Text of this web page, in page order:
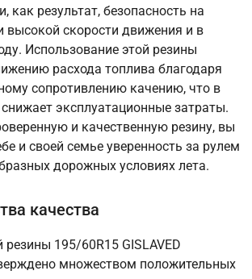
как результат, безопасность на
высокой скорости движения и в
Использование этой резины
расхода топлива благодаря
сопротивлению качению, что в
эксплуатационные затраты.
и качественную резину, вы
и своей семье уверенность за рулем
дорожных условиях лета.
качества
резины 195/60R15 GISLAVED
множеством положительных